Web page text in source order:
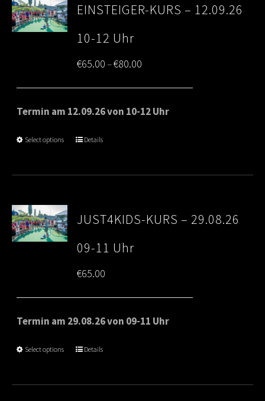
EINSTEIGER-KURS – 12.09.26
10-12 Uhr
€65.00–€80.00
range:
€65.00
Termin am 12.09.26 von 10-12 Uhr
Select options Details
JUST4KIDS-KURS – 29.08.26
09-11 Uhr
€65.00
Termin am 29.08.26 von 09-11 Uhr
Select options Details